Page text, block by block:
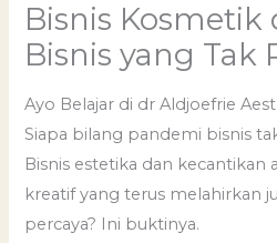
Bisnis Kosmetik
Bisnis yang Tak
Ayo Belajar di dr Aldjoefrie
Siapa bilang pandemi bisnis
Bisnis estetika dan kecantikan
kreatif yang terus melahirkan
percaya? Ini buktinya.